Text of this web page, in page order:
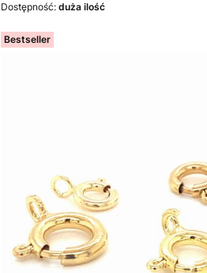
Dostępność: duża ilość
Bestseller